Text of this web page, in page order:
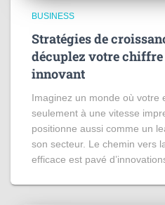
BUSINESS
Stratégies de
décuplez votre chiffre
innovant
Imaginez un monde où votre
seulement à une vitesse
positionne aussi comme un
son secteur. Le chemin vers
efficace est pavé